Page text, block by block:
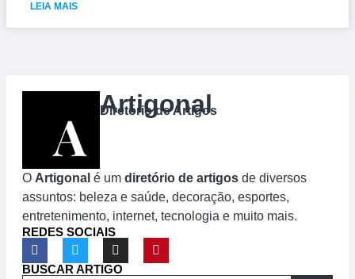
LEIA MAIS
Artigonal
Diretório de Artigos
O Artigonal é um diretório de artigos de diversos
assuntos: beleza e saúde, decoração, esportes,
entretenimento, internet, tecnologia e muito mais.
REDES SOCIAIS
BUSCAR ARTIGO